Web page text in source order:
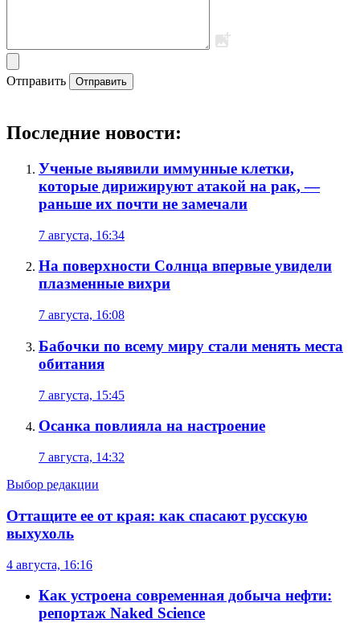
Отправить Отправить
Последние новости:
Ученые выявили иммунные клетки,
которые дирижируют атакой на рак, —
раньше их почти не замечали
7 августа, 16:34
На поверхности Солнца впервые увидели
плазменные вихри
7 августа, 16:08
Бабочки по всему миру стали менять места
обитания
7 августа, 15:45
Осанка повлияла на настроение
7 августа, 14:32
Выбор редакции
Оттащите ее от края: как спасают русскую
выхухоль
4 августа, 16:16
Как устроена современная добыча нефти:
репортаж Naked Science